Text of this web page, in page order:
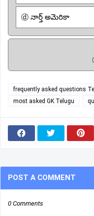
ⓓ నార్త్ అమెరికా
frequently asked questions
most asked GK Telugu
POST A COMMENT
0 Comments